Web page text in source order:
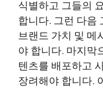
식별하고 그들의
합니다. 그런 다음
브랜드 가치 및 메
야 합니다. 마지막
텐츠를 배포하고
장려해야 합니다.